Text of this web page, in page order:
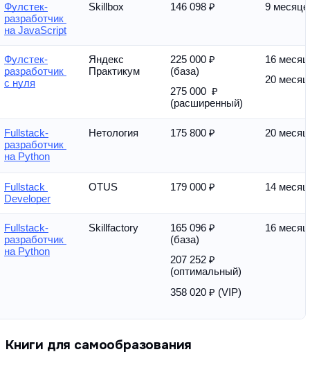
Фулстек-
разработчик
на JavaScript
Skillbox 146 098 ₽ 9
Фулстек-
разработчик
с нуля
Яндекс
Практикум
225 000 ₽
(база)
275 000  ₽
(расширенный)
16
20
Fullstack-
разработчик
на Python
Нетология 175 800 ₽ 20
Fullstack
Developer
OTUS 179 000 ₽ 14
Fullstack-
разработчик
на Python
Skillfactory
165 096 ₽
(база)
207 252 ₽
(оптимальный)
358 020 ₽ (VIP)
16
Книги для самообразования